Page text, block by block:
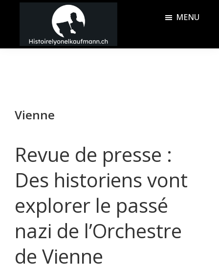
principal
barreHistoire
MENU
Vienne
Revue de presse :
Des historiens vont
explorer le passé
nazi de l’Orchestre
de Vienne